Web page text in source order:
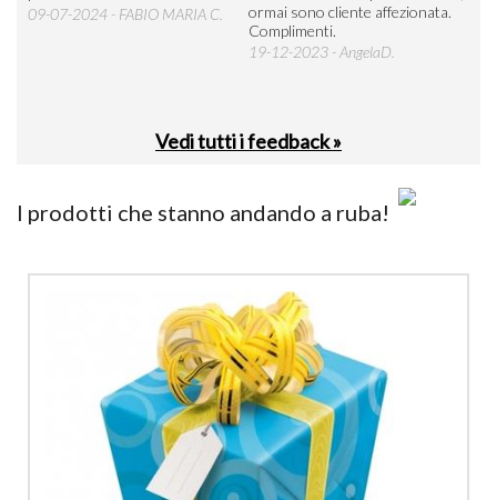
09-07-2024 - FABIO MARIA C.
ormai sono cliente affezionata.
Complimenti.
19-12-2023 - AngelaD.
Vedi tutti i feedback »
I prodotti che stanno andando a ruba!